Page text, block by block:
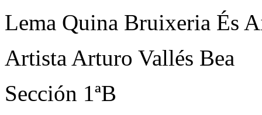
Lema Quina Bruixeria És
Artista Arturo Vallés Bea
Sección 1ªB